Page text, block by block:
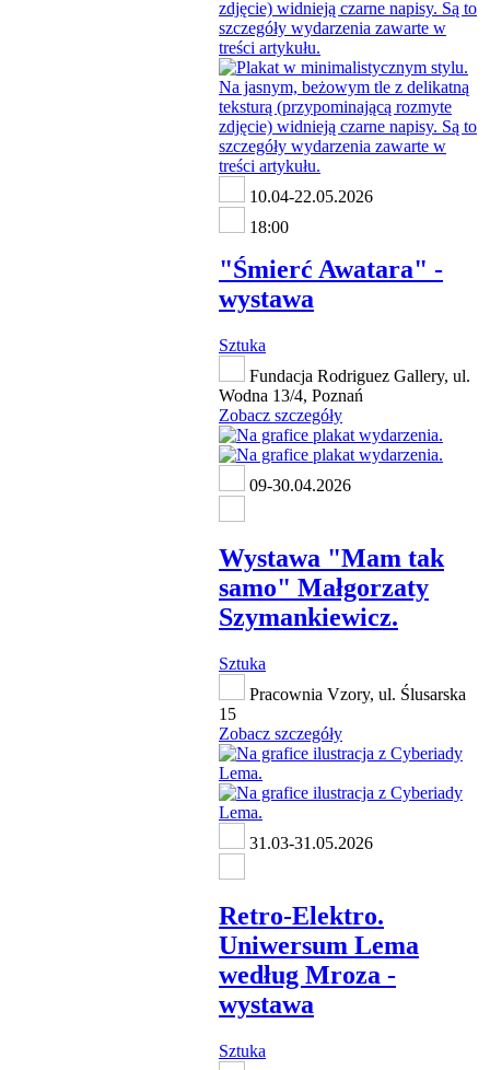
10.04-22.05.2026
18:00
"Śmierć Awatara" -
wystawa
Sztuka
Fundacja Rodriguez Gallery, ul.
Wodna 13/4, Poznań
Zobacz szczegóły
09-30.04.2026
Wystawa "Mam tak
samo" Małgorzaty
Szymankiewicz.
Sztuka
Pracownia Vzory, ul. Ślusarska
15
Zobacz szczegóły
31.03-31.05.2026
Retro-Elektro.
Uniwersum Lema
według Mroza -
wystawa
Sztuka